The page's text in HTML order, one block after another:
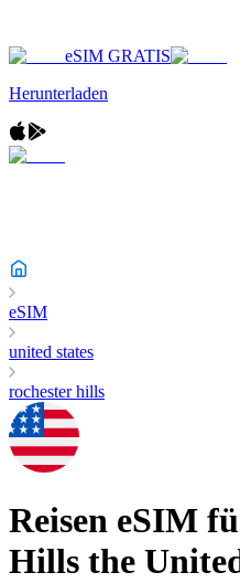
eSIM GRATIS
Herunterladen
eSIM
united states
rochester hills
Reisen eSIM
Hills the